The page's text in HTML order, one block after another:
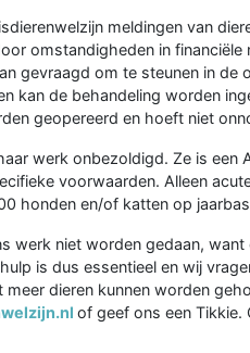
meldingen van
omstandigheden in
gevraagd om te steunen in de
kan de behandeling worden
geopereerd en hoeft niet
werk onbezoldigd. Ze is een
voorwaarden. Alleen
honden en/of katten op
werk niet worden gedaan,
is dus essentieel en wij
dieren kunnen worden
of geef ons een Tikkie.